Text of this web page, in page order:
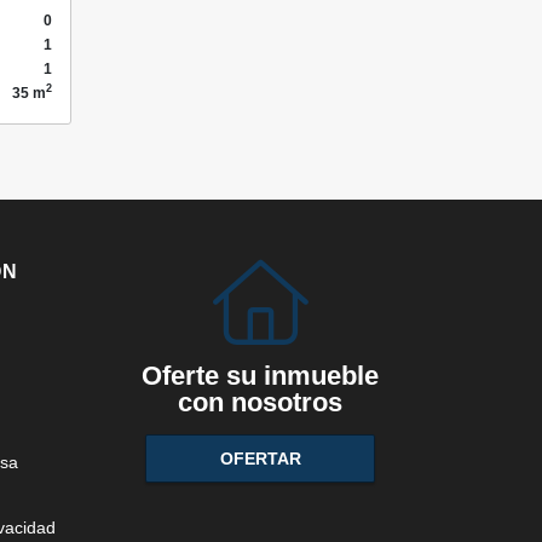
0
1
1
35 m2
Oferte su inmueble
con nosotros
OFERTAR